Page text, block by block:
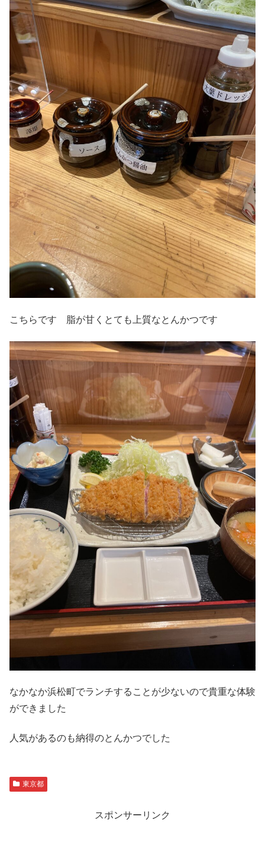
こちらです 脂が甘くとても上質なとんかつです
なかなか浜松町でランチすることが少ないので貴重な体験
ができました
人気があるのも納得のとんかつでした
東京都
スポンサーリンク